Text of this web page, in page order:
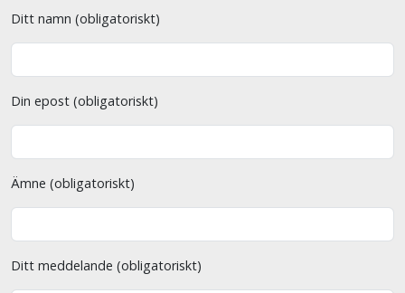
Ditt namn (obligatoriskt)
Din epost (obligatoriskt)
Ämne (obligatoriskt)
Ditt meddelande (obligatoriskt)